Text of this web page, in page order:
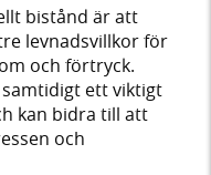
bistånd är att
levnadsvillkor för
och förtryck.
ett viktigt
kan bidra till att
och